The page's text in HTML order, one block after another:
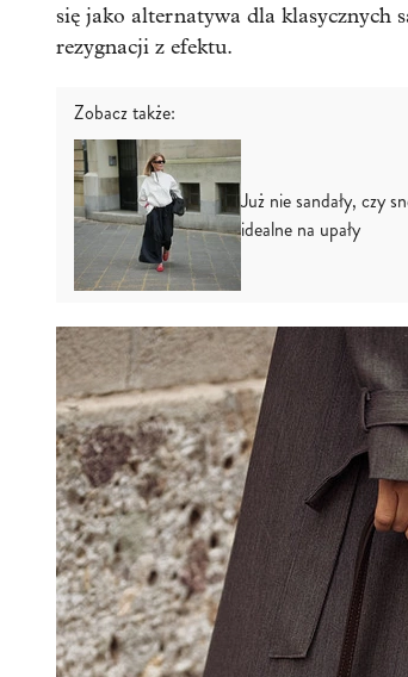
się jako alternatywa dla klasycznych
rezygnacji z efektu.
Zobacz także:
Już nie sandały, czy
idealne na upały